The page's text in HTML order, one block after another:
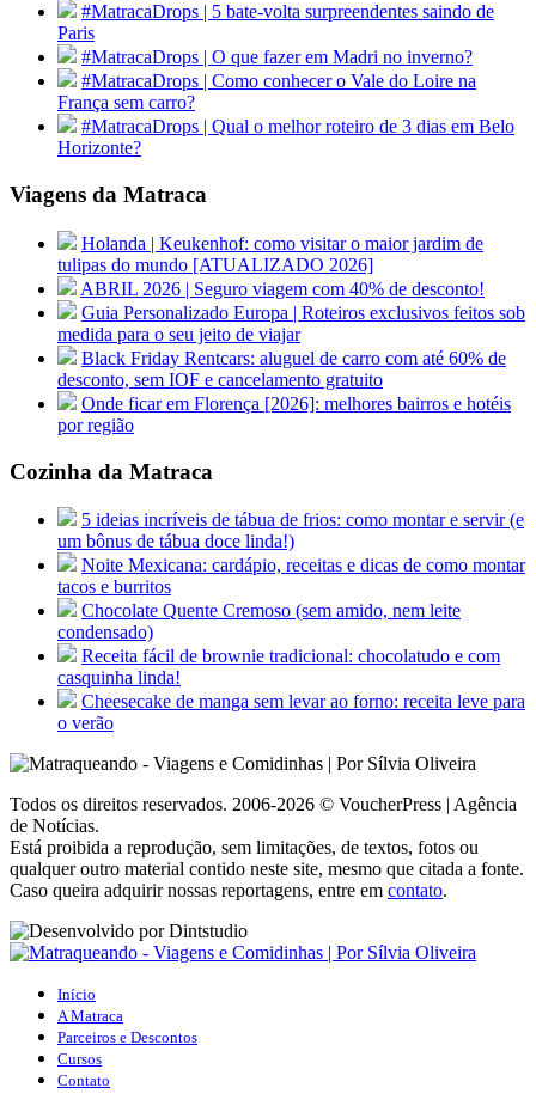
#MatracaDrops | 5 bate-volta surpreendentes saindo de
Paris
#MatracaDrops | O que fazer em Madri no inverno?
#MatracaDrops | Como conhecer o Vale do Loire na
França sem carro?
#MatracaDrops | Qual o melhor roteiro de 3 dias em Belo
Horizonte?
Viagens da Matraca
Holanda | Keukenhof: como visitar o maior jardim de
tulipas do mundo [ATUALIZADO 2026]
ABRIL 2026 | Seguro viagem com 40% de desconto!
Guia Personalizado Europa | Roteiros exclusivos feitos sob
medida para o seu jeito de viajar
Black Friday Rentcars: aluguel de carro com até 60% de
desconto, sem IOF e cancelamento gratuito
Onde ficar em Florença [2026]: melhores bairros e hotéis
por região
Cozinha da Matraca
5 ideias incríveis de tábua de frios: como montar e servir (e
um bônus de tábua doce linda!)
Noite Mexicana: cardápio, receitas e dicas de como montar
tacos e burritos
Chocolate Quente Cremoso (sem amido, nem leite
condensado)
Receita fácil de brownie tradicional: chocolatudo e com
casquinha linda!
Cheesecake de manga sem levar ao forno: receita leve para
o verão
Todos os direitos reservados. 2006-2026 © VoucherPress | Agência
de Notícias.
Está proibida a reprodução, sem limitações, de textos, fotos ou
qualquer outro material contido neste site, mesmo que citada a fonte.
Caso queira adquirir nossas reportagens, entre em contato.
Início
A Matraca
Parceiros e Descontos
Cursos
Contato